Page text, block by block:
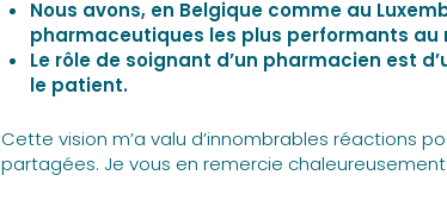
Nous avons, en Belgique comme au
pharmaceutiques les plus performants au
Le rôle de soignant d’un pharmacien est
le patient.
Cette vision m’a valu d’innombrables réactions
partagées. Je vous en remercie